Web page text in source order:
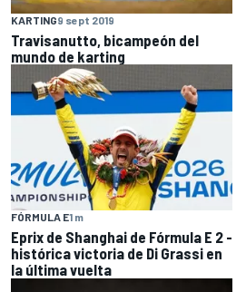
KARTING9 sept 2019
Travisanutto, bicampeón del
mundo de karting
FÓRMULA E1 m
Eprix de Shanghai de Fórmula E 2 -
histórica victoria de Di Grassi en
la última vuelta